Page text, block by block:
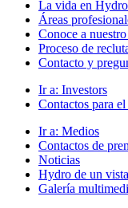
La vida en Hydro
Áreas
Conoce a
Proceso de
Contacto y
Ir a: Investors
Contactos para
Ir a: Medios
Contactos de
Noticias
Hydro de un
Galería